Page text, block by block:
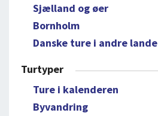
Sjælland og øer
Bornholm
Danske ture i andre lande
Turtyper
Ture i kalenderen
Byvandring